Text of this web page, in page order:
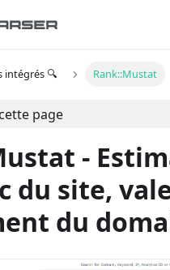
intégrés 🔍 Rank::Mustat
page
-
du site,
du